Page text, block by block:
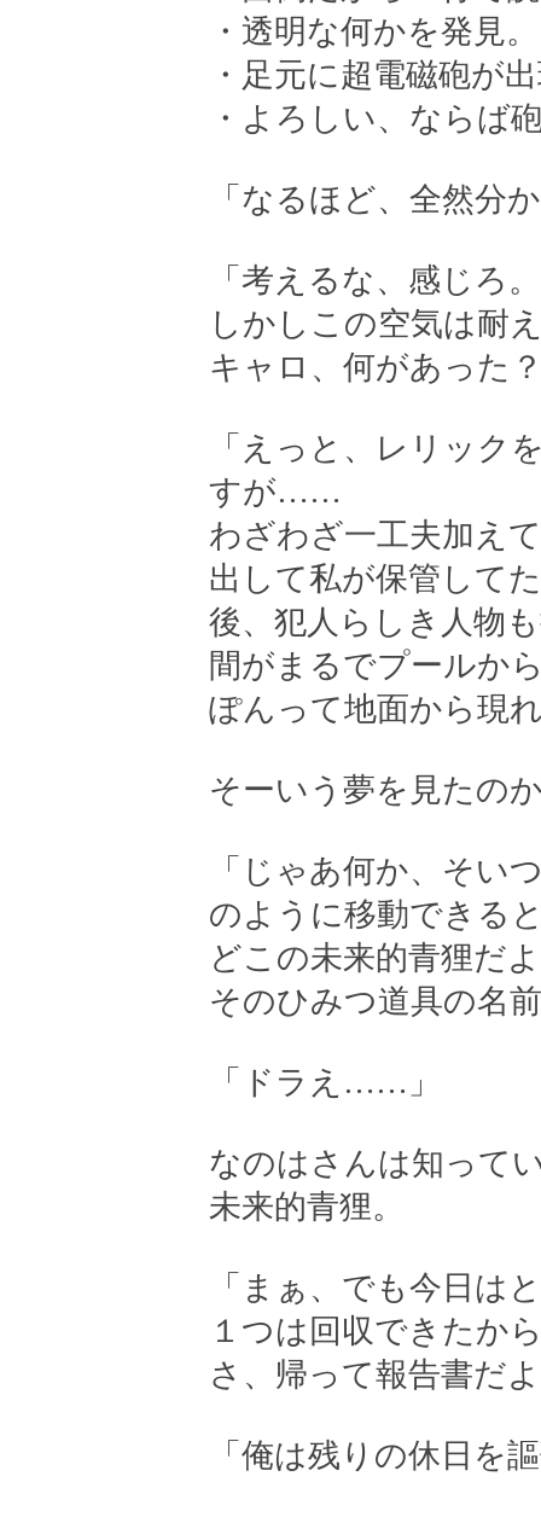
・透明な何かを発見。
・足元に超電磁砲が
・よろしい、ならば
「なるほど、全然分
「考えるな、感じろ。
しかしこの空気は耐
キャロ、何があった
「えっと、レリック
すが……
わざわざ一工夫加え
出して私が保管して
後、犯人らしき人物
間がまるでプールか
ぽんって地面から現
そーいう夢を見たの
「じゃあ何か、そい
のように移動できる
どこの未来的青狸だ
そのひみつ道具の名
「ドラえ……」
なのはさんは知って
未来的青狸。
「まぁ、でも今日は
１つは回収できたか
さ、帰って報告書だ
「俺は残りの休日を